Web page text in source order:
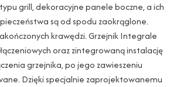
grill, dekoracyjne panele boczne, a ich
są od spodu zaokrąglone.
krawędzi. Grzejnik Integrale
oraz zintegrowaną instalację
grzejnika, po jego zawieszeniu
Dzięki specjalnie zaprojektowanemu